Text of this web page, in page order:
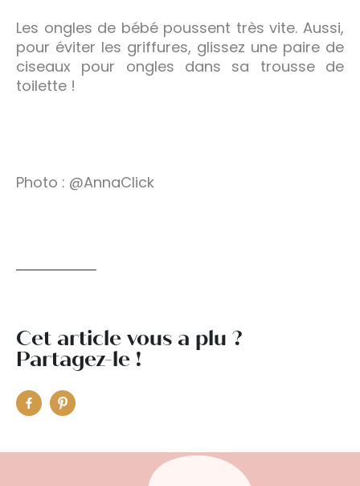
Les ongles de bébé poussent très vite. Aussi,
pour éviter les griffures, glissez une paire de
ciseaux pour ongles dans sa trousse de
toilette !
Photo : @AnnaClick
Cet article vous a plu ?
Partagez-le !